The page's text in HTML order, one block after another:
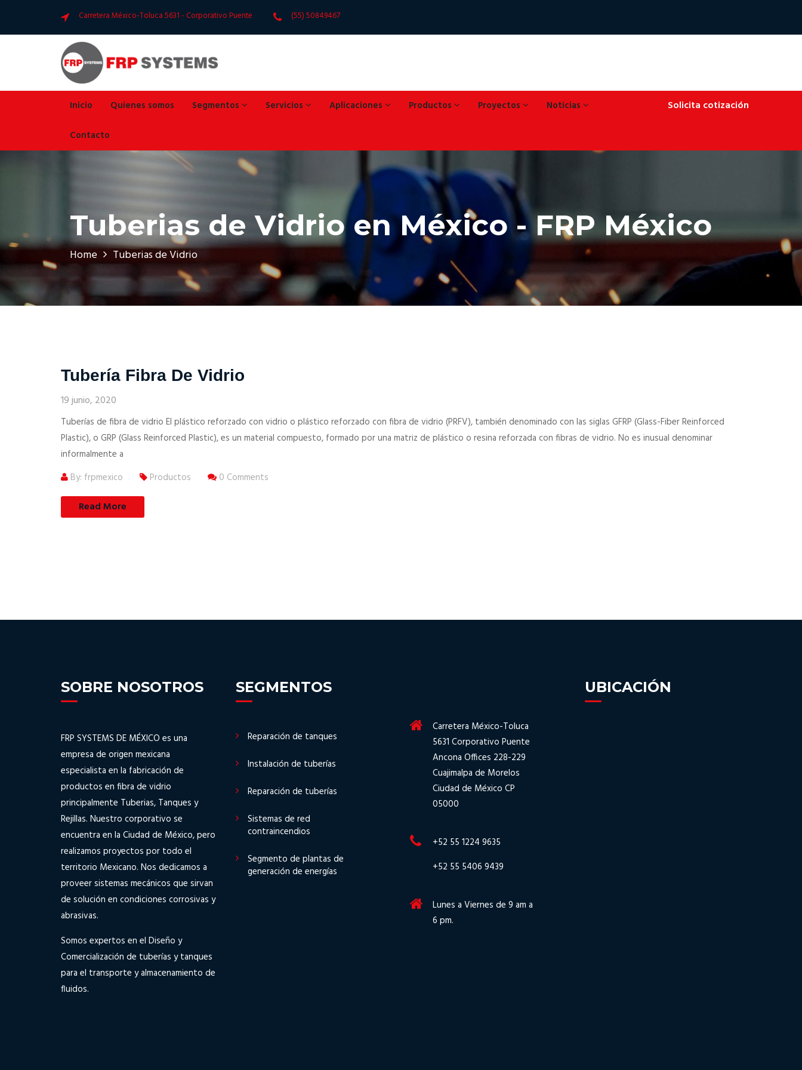
Carretera México-Toluca 5631 - Corporativo Puente (55) 50849467
Inicio Quienes somos Segmentos Servicios Aplicaciones Productos Proyectos Noticias
Contacto
Solicita cotización
Tuberias de Vidrio en México - FRP México
Home Tuberias de Vidrio
Tubería Fibra De Vidrio
19 junio, 2020
Tuberías de fibra de vidrio El plástico reforzado con vidrio o plástico reforzado con fibra de vidrio (PRFV), también denominado con las siglas GFRP (Glass-Fiber Reinforced
Plastic), o GRP (Glass Reinforced Plastic), es un material compuesto, formado por una matriz de plástico o resina reforzada con fibras de vidrio. No es inusual denominar
informalmente a
By: frpmexico
Productos 0 Comments
Read More
SOBRE NOSOTROS
FRP SYSTEMS DE MÉXICO es una
empresa de origen mexicana
especialista en la fabricación de
productos en fibra de vidrio
principalmente Tuberias, Tanques y
Rejillas. Nuestro corporativo se
encuentra en la Ciudad de México, pero
realizamos proyectos por todo el
territorio Mexicano. Nos dedicamos a
proveer sistemas mecánicos que sirvan
de solución en condiciones corrosivas y
abrasivas.
Somos expertos en el Diseño y
Comercialización de tuberías y tanques
para el transporte y almacenamiento de
fluidos.
SEGMENTOS
Reparación de tanques
Instalación de tuberías
Reparación de tuberías
Sistemas de red
contraincendios
Segmento de plantas de
generación de energías
Carretera México-Toluca
5631 Corporativo Puente
Ancona Offices 228-229
Cuajimalpa de Morelos
Ciudad de México CP
05000
+52 55 1224 9635
+52 55 5406 9439
Lunes a Viernes de 9 am a
6 pm.
UBICACIÓN